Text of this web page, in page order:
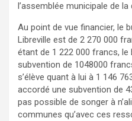
l’assemblée municipale de
Au point de vue financier, le
Libreville est de 2 270 000
étant de 1 222 000 francs,
subvention de 1048000
s’élève quant à lui à 1 146
accordé une subvention de
pas possible de songer à
communes qu’avec ces